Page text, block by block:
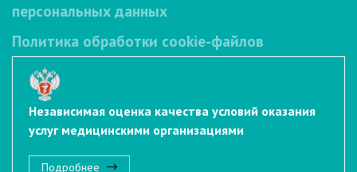
персональных данных
Политика обработки cookie-файлов
Независимая оценка качества условий оказания
услуг медицинскими организациями
Подробнее